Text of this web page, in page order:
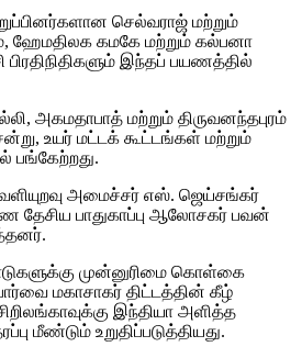
செல்வராஜ் மற்றும்
ஹேமதிலக கமகே மற்றும் கல்பனா
பிரதிநிதிகளும் இந்தப் பயணத்தில்
அகமதாபாத் மற்றும் திருவனந்தபுரம்
உயர் மட்டக் கூட்டங்கள் மற்றும்
பங்கேற்றது.
அமைச்சர் எஸ். ஜெய்சங்கர்
தேசிய பாதுகாப்பு ஆலோசகர் பவன்
முன்னுரிமை கொள்கை
மகாசாகர் திட்டத்தின் கீழ்
இந்தியா அளித்த
மீண்டும் உறுதிப்படுத்தியது.